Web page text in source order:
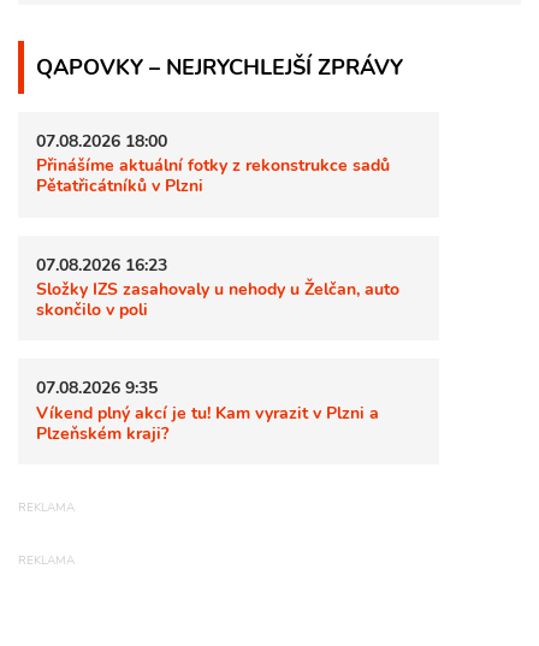
QAPOVKY – NEJRYCHLEJŠÍ ZPRÁVY
07.08.2026 18:00
Přinášíme aktuální fotky z rekonstrukce sadů
Pětatřicátníků v Plzni
07.08.2026 16:23
Složky IZS zasahovaly u nehody u Želčan, auto
skončilo v poli
07.08.2026 9:35
Víkend plný akcí je tu! Kam vyrazit v Plzni a
Plzeňském kraji?